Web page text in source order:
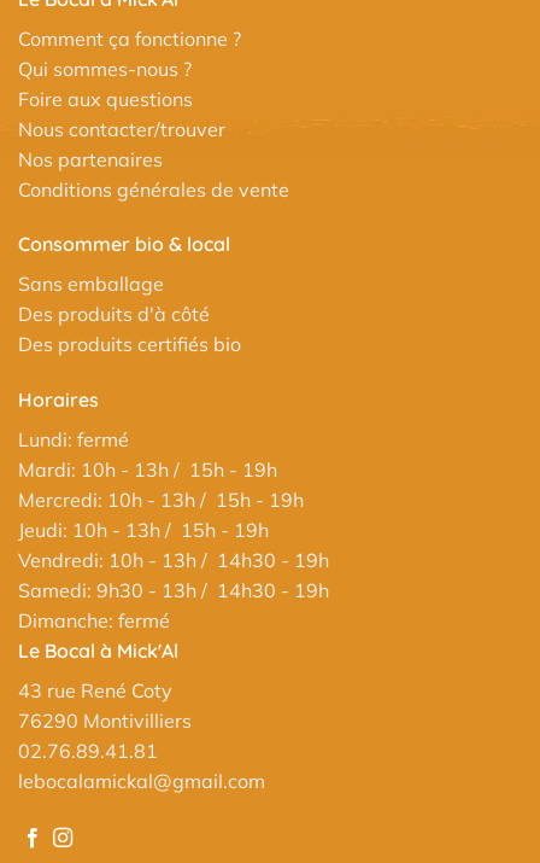
Comment ça fonctionne ?
Qui sommes-nous ?
Foire aux questions
Nous contacter/trouver
Nos partenaires
Conditions générales de vente
Consommer bio & local
Sans emballage
Des produits d'à côté
Des produits certifiés bio
Horaires
Lundi: fermé
Mardi: 10h - 13h / 15h - 19h
Mercredi: 10h - 13h / 15h - 19h
Jeudi: 10h - 13h / 15h - 19h
Vendredi: 10h - 13h / 14h30 - 19h
Samedi: 9h30 - 13h / 14h30 - 19h
Dimanche: fermé
Le Bocal à Mick'Al
43 rue René Coty
76290 Montivilliers
02.76.89.41.81
lebocalamickal@gmail.com